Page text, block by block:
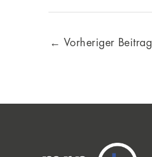
← Vorheriger Beitrag